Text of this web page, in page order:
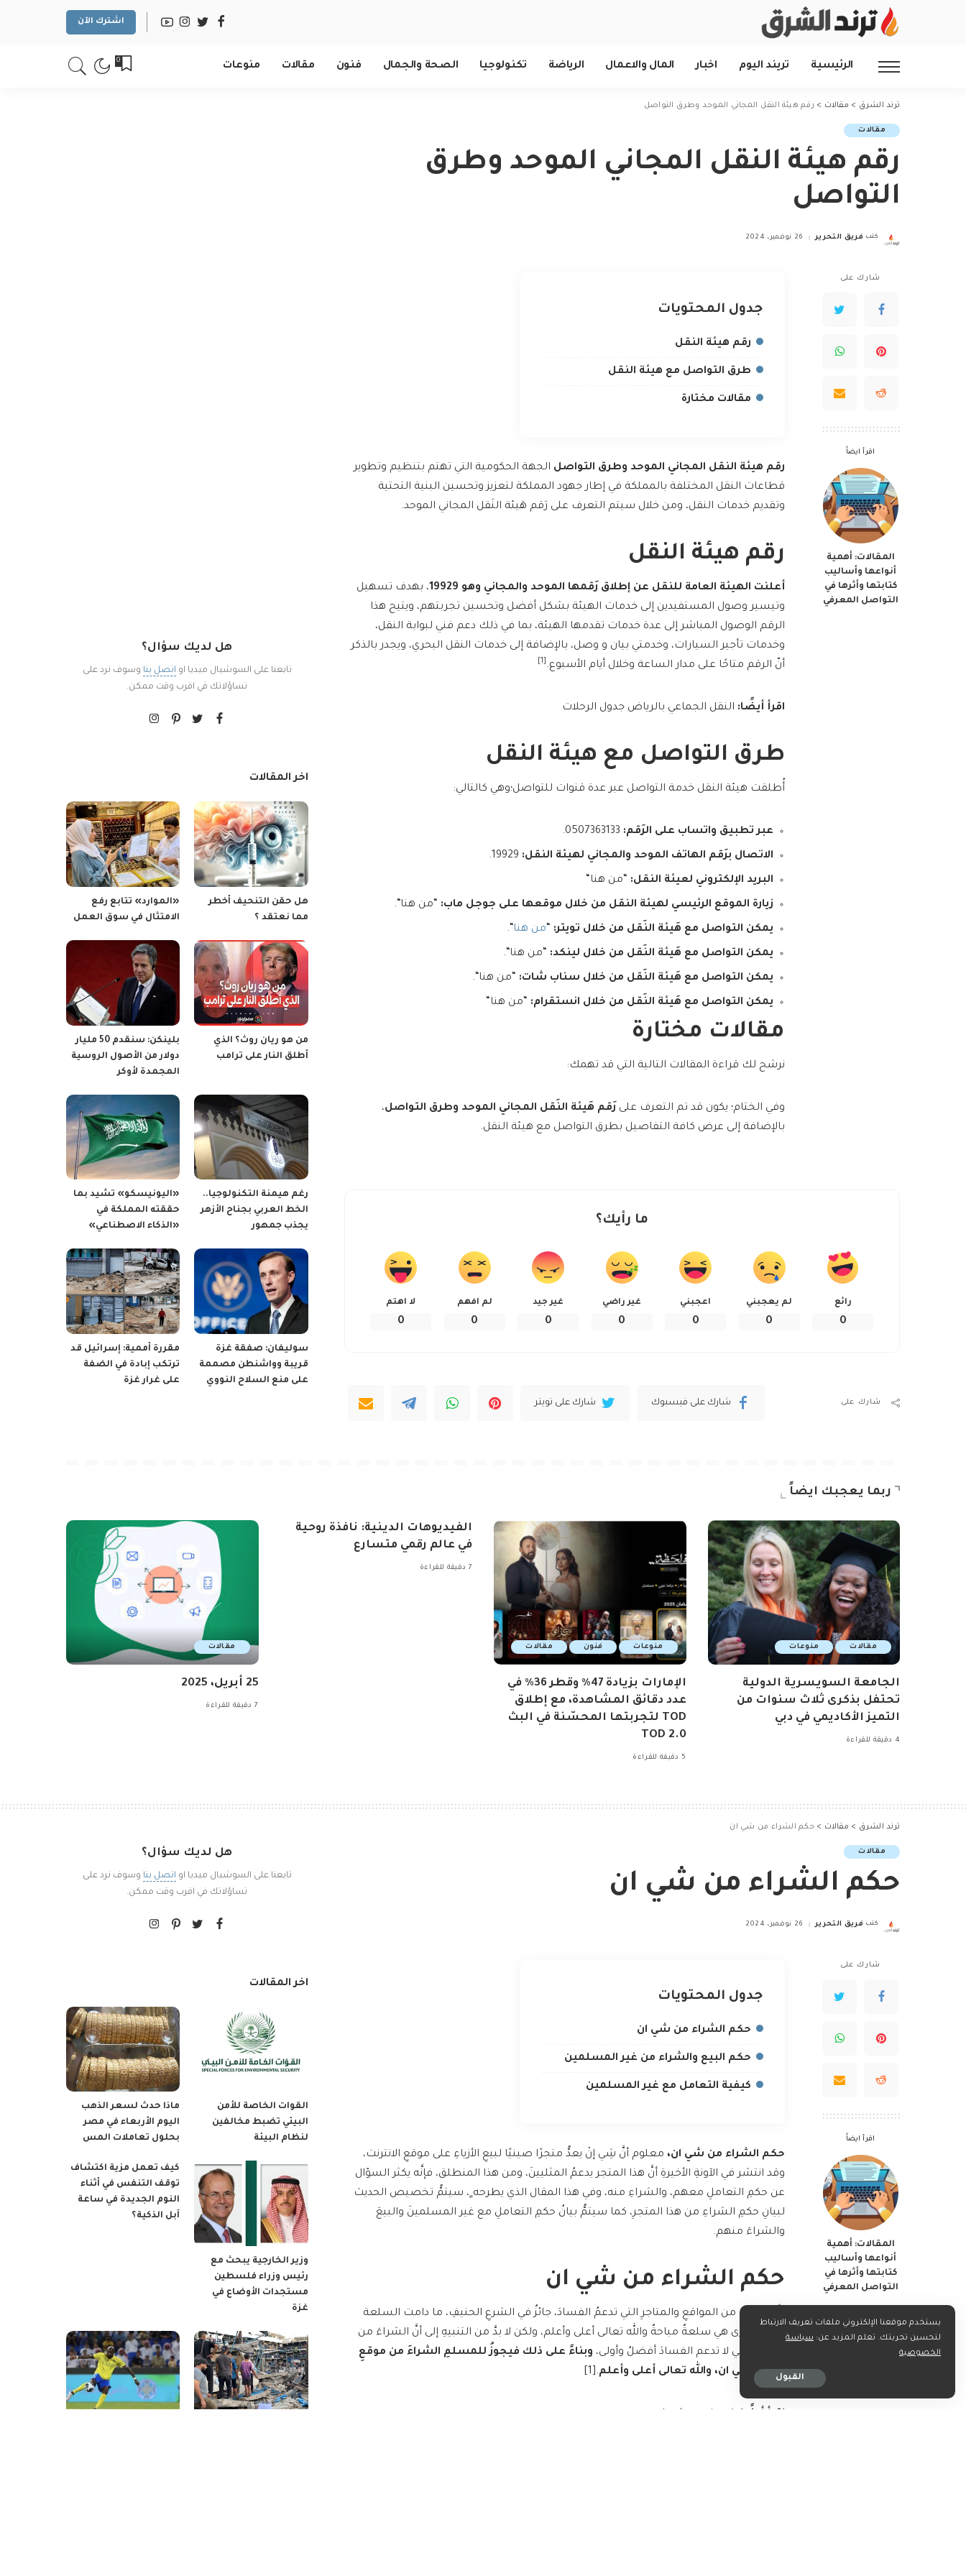
اشترك الآن
الرئيسية تريند اليوم اخبار المال والاعمال الرياضة تكنولوجيا الصحة والجمال فنون مقالات منوعات 0
ترند الشرق > مقالات > رقم هيئة النقل المجاني الموحد وطرق التواصل
مقالات
رقم هيئة النقل المجاني الموحد وطرق
التواصل
Posted
كتب فريق التحرير 26 نوفمبر، 2024
شارك على
اقرأ ايضاً
المقالات: أهمية
أنواعها وأساليب
كتابتها وأثرها في
التواصل المعرفي
جدول المحتويات
رقم هيئة النقل
طرق التواصل مع هيئة النقل
مقالات مختارة
رقم هيئة النقل المجاني الموحد وطرق التواصل الجهة الحكومية التي تهتم بتنظيم وتطوير
قطاعات النقل المختلفة بالمملكة في إطار جهود المملكة لتعزيز وتحسين البنية التحتية
وتقديم خدمات النقل، ومن خلال سيتم التعرف على رَقم هَيئة النَقل المجاني الموحد.
رقم هيئة النقل
أعلنت الهيئة العامة للنقل عن إطلاق رَقمها الموحد والمجاني وهو 19929
، بهدف تسهيل
وتيسير وصول المستفيدين إلى خدمات الهيئة بشكل أفضل وتحسين تجربتهم، ويتيح هذا
الرقم الوصول المباشر إلى عدة خدمات تقدمها الهيئة، بما في ذلك دعم فني لبوابة النقل،
وخدمات تأجير السيارات، وخدمتي بيان و وصل، بالإضافة إلى خدمات النقل البحري، ويجدر بالذكر
أنّ الرقم متاحًا على مدار الساعة وخلال أيام الأسبوع.
اقرأ أيضًا: النقل الجماعي بالرياض جدول الرحلات
طرق التواصل مع هيئة النقل
أُطلقت هيئة النقل خدمة التواصل عبر عدة قنوات للتواصل؛وهي كالتالي:
عبر تطبيق واتساب على الرَقم:
الاتصال برَقم الهاتف الموحد والمجاني لهيئة النقل:
البريد الإلكتروني لعيئة النقل: “من هنا“
زيارة الموقع الرئيسي لهيئة النقل من خلال موقعها على جوجل ماب: “من هنا“.
يمكن التواصل مع هَيئة النَقل من خلال تويتر: من هنا “.
يمكن التواصل مع هَيئة النَقل من خلال لينكد: “من هنا“.
يمكن التواصل مع هَيئة النَقل من خلال سناب شات: “من هنا“.
يمكن التواصل مع هَيئة النَقل من خلال انستقرام: “من هنا“
مقالات مختارة
نرشح لك قراءة المقالات التالية التي قد تهمك:
وفي الختام؛ يكون قد تم التعرف على رَقم هَيئة النَقل المجاني الموحد وطرق التواصل،
بالإضافة إلى عرض كافة التفاصيل بطرق التواصل مع هيئة النقل.
ما رأيك؟
رائع
0
لم يعجبني
0
اعجبني
0
غير راضي
0
غير جيد
0
لم افهم
0
لا اهتم
0
شارك على شارك على فيسبوك شارك على تويتر
هل لديك سؤال؟
تابعنا على السوشيال ميديا او اتصل بنا وسوف نرد على
تساؤلاتك في اقرب وقت ممكن.
اخر المقالات
هل حقن التنحيف أخطر
مما نعتقد ؟
«الموارد» تتابع رفع
الامتثال في سوق العمل
من هو ريان روث؟ الذي
أطلق النار على ترامب
بلينكن: سنقدم 50 مليار
دولار من الأصول الروسية
المجمدة لأوكر
رغم هيمنة التكنولوجيا..
الخط العربي بجناح الأزهر
يجذب جمهور
«اليونيسكو» تشيد بما
حققته المملكة في
«الذكاء الاصطناعي»
سوليفان: صفقة غزة
قريبة وواشنطن مصممة
على منع السلاح النووي
مقررة أممية: إسرائيل قد
ترتكب إبادة في الضفة
على غرار غزة
ربما يعجبك ايضاً
مقالات منوعات
الجامعة السويسرية الدولية
تحتفل بذكرى ثلاث سنوات من
التميز الأكاديمي في دبي
4 دقيقة للقراءة
منوعات فنون مقالات
الإمارات بزيادة 47٪ وقطر 36٪ في
عدد دقائق المشاهدة، مع إطلاق
TOD لتجربتها المحسّنة في البث
TOD 2.0
5 دقيقة للقراءة
الفيديوهات الدينية: نافذة روحية
في عالم رقمي متسارع
7 دقيقة للقراءة
مقالات
25 أبريل، 2025
7 دقيقة للقراءة
ترند الشرق > مقالات >حكم الشراء من شي ان
مقالات
حكم الشراء من شي ان
Posted
كتب فريق التحرير 26 نوفمبر، 2024
شارك على
اقرأ ايضاً
المقالات: أهمية
أنواعها وأساليب
كتابتها وأثرها في
التواصل المعرفي
جدول المحتويات
حكم الشراء من شي ان
حكم البيع والشراء من غير المسلمين
كيفية التعامل مع غير المسلمين
حكم الشراء من شي ان، معلوم أنَّ شِي إنْ يعدُّ متجرًا صينيًا لبيعِ الأزياءِ على موقعِ الانترنت،
وقد انتشر في الآونةِ الأخيرةِ أنَّ هذا المتجر يدعمُ المثليينَ، ومن هذا المنطلق، فإنَّه يكثر السؤال
عن حكمِ التعاملِ معهم، والشراءِ منه، وفي هذا المقال الذي يطرحه ٍ، سيتمُّ تخصيص الحديث
لبيانِ حكمِ الشراءِ من هذا المتجرِ، كما سيتمُّ بيانُ حكمِ التعاملِ مع غير المسلمينَ والبيعَ
والشراءَ منهم.
حكم الشراء من شي ان
إنَّ الشراءَ من المواقعِ والمتاجرِ التي تدعمُ الفسادَ، جائزٌ في الشرعِ الحنيفِ، ما دامت السلعة
التي تُشترى هي سلعةٌ مباحةٌ والله تعالى أعلى وأعلم، ولكن لا بدَّ من التنبيهِ إلى أنَّ الشراءَ من
المتاجرِ التي لا تدعم الفسادَ أفضلُ وأولى، وبناءً على ذلك فيجوزُ للمسلمِ الشراءَ من موقعِ
ومتجرِ شي ان، والله تعالى أعلى وأعلم.[1]
هل لديك سؤال؟
تابعنا على السوشيال ميديا او اتصل بنا وسوف نرد على
تساؤلاتك في اقرب وقت ممكن.
اخر المقالات
القوات الخاصة للأمن
البيئي تضبط مخالفين
لنظام البيئة
ماذا حدث لسعر الذهب
اليوم الأربعاء في مصر
بحلول تعاملات المس
وزير الخارجية يبحث مع
رئيس وزراء فلسطين
مستجدات الأوضاع في
غزة
كيف تعمل مزية اكتشاف
توقف التنفس في أثناء
النوم الجديدة في ساعة
آبل الذكية؟
يستخدم موقعنا الإلكتروني ملفات تعريف الارتباط
لتحسين تجربتك. تعلم المزيد عن: سياسة
الخصوصية
القبول